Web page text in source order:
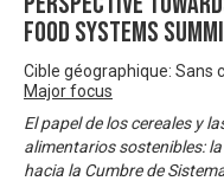
Food Systems
Cible géographique: Sans
Major focus
El papel de los cereales y
alimentarios sostenibles:
hacia la Cumbre de